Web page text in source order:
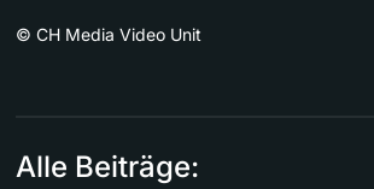
© CH Media Video Unit
Alle Beiträge: